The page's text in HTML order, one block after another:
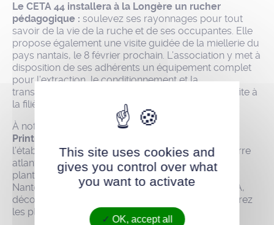
Le CETA 44 installera à la Longère un rucher
pédagogique : soulevez ses rayonnages pour tout
savoir de la vie de la ruche et de ses occupantes. Elle
propose également une visite guidée de la miellerie du
pays nantais, le 8 février prochain. L’association y met à
disposition de ses adhérents un équipement complet
pour l’extraction, le conditionnement et la
transformation du miel. Une mutualisation qui profite à
la filière locale du miel.
À noter,
le CETA 44 participera le 29 mars au
Printemps de l’agriculture
l’établissement d’enseignement agricole Nantes terre
atlantique sur le thème « Abeilles, biodiversité et
plantes mellifères ». Rendez-vous Place royale à
Nantes pour échanger avec les membres du CETA,
découvrir les formations horticoles, et vous procurez
les plantes favorables aux insectes pollinisateurs.
This site uses cookies and
gives you control over what
you want to activate
OK, accept all